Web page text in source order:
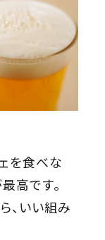
を食べな
高です。
、いい組み